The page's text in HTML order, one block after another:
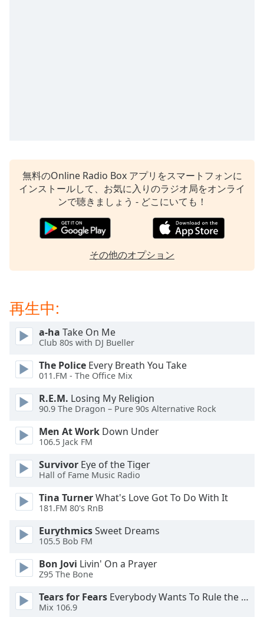
subtitles
off
selected
in-
This
modal
window.
dialog
window.
Escape
cancel
and
Text
Opacity
無料のOnline Radio Box アプリをスマートフォンに
インストールして、お気に入りのラジオ局をオンライ
ンで聴きましょう - どこにいても！
その他のオプション
再生中:
a-ha Take On Me
Club 80s with DJ Bueller
The Police Every Breath You Take
011.FM - The Office Mix
R.E.M. Losing My Religion
90.9 The Dragon – Pure 90s Alternative Rock
Men At Work Down Under
106.5 Jack FM
Survivor Eye of the Tiger
Hall of Fame Music Radio
Tina TurnerWhat's Love Got To Do With It
181.FM 80's RnB
EurythmicsSweet Dreams
105.5 Bob FM
Bon Jovi Livin' On a Prayer
Z95 The Bone
Tears for Fears Everybody Wants To Rule the World
Mix 106.9